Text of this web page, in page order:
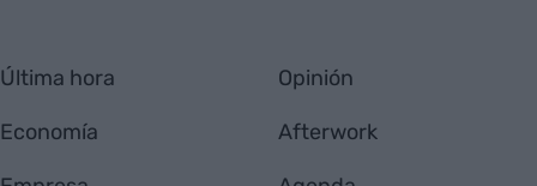
Última hora
Economía
Opinión
Afterwork